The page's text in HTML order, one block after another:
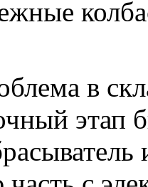
в
этап